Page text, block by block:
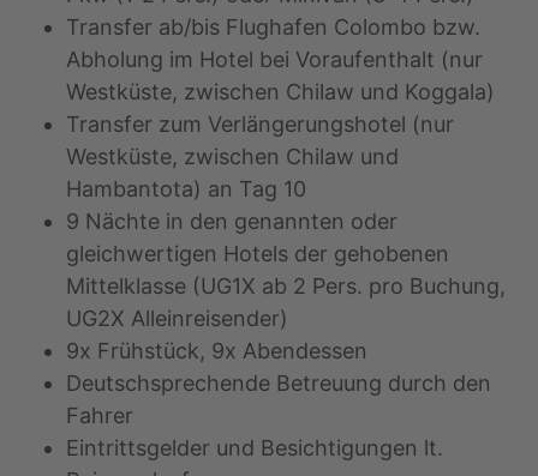
Transfer ab/bis Flughafen Colombo bzw.
Abholung im Hotel bei Voraufenthalt (nur
Westküste, zwischen Chilaw und Koggala)
Transfer zum Verlängerungshotel (nur
Westküste, zwischen Chilaw und
Hambantota) an Tag 10
9 Nächte in den genannten oder
gleichwertigen Hotels der gehobenen
Mittelklasse (UG1X ab 2 Pers. pro Buchung,
UG2X Alleinreisender)
9x Frühstück, 9x Abendessen
Deutschsprechende Betreuung durch den
Fahrer
Eintrittsgelder und Besichtigungen lt.